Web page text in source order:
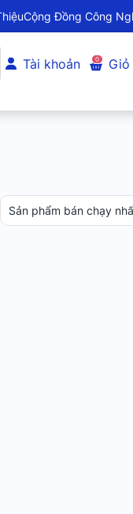
Cộng Đồng Công
Tài khoản 0 Giỏ
Sản phẩm bán chạy